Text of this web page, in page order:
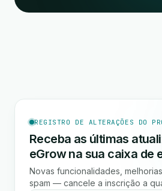
REGISTRO DE ALTERAÇÕES DO
Receba as últimas
eGrow na sua caixa de
Novas funcionalidades,
spam — cancele a inscrição a